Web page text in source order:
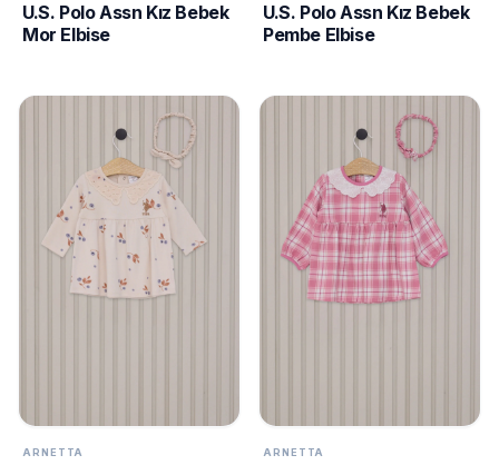
U.S. Polo Assn Kız Bebek
Mor Elbise
U.S. Polo Assn Kız Bebek
Pembe Elbise
ARNETTA ARNETTA